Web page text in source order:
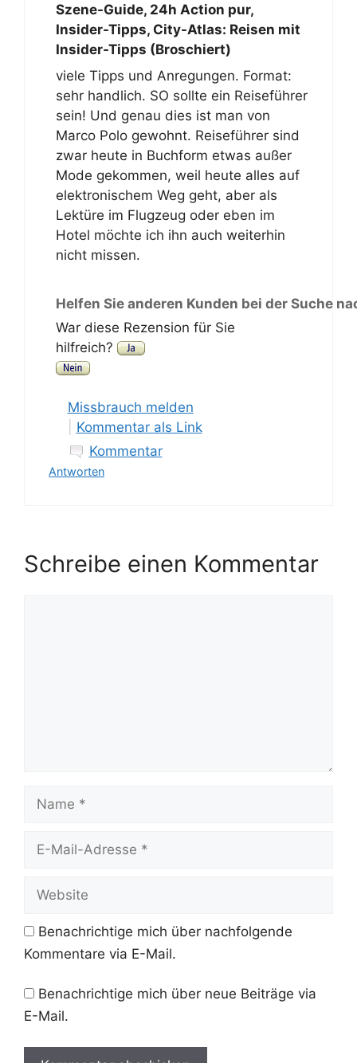
Szene-Guide, 24h Action pur,
Insider-Tipps, City-Atlas: Reisen mit
Insider-Tipps (Broschiert)
viele Tipps und Anregungen. Format:
sehr handlich. SO sollte ein Reiseführer
sein! Und genau dies ist man von
Marco Polo gewohnt. Reiseführer sind
zwar heute in Buchform etwas außer
Mode gekommen, weil heute alles auf
elektronischem Weg geht, aber als
Lektüre im Flugzeug oder eben im
Hotel möchte ich ihn auch weiterhin
nicht missen.
Helfen Sie anderen Kunden bei der Suche
War diese Rezension für Sie
hilfreich?
Missbrauch melden
Kommentar als Link
Kommentar
Antworten
Schreibe einen Kommentar
Mail-
Benachrichtige mich über nachfolgende
Kommentare via E-Mail.
Benachrichtige mich über neue Beiträge via
E-Mail.